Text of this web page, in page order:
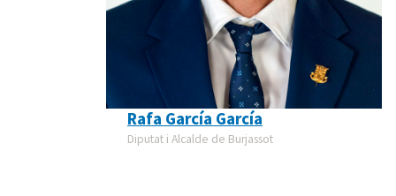
Rafa García García
Diputat i Alcalde de Burjassot